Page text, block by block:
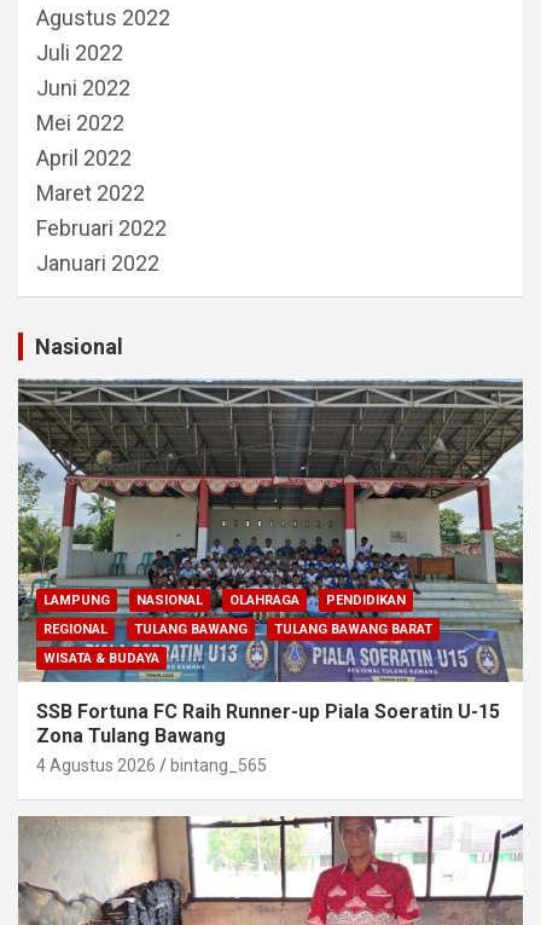
Agustus 2022
Juli 2022
Juni 2022
Mei 2022
April 2022
Maret 2022
Februari 2022
Januari 2022
Nasional
LAMPUNG NASIONAL OLAHRAGA
PENDIDIKAN
REGIONAL
TULANG BAWANG
TULANG BAWANG BARAT
WISATA & BUDAYA
SSB Fortuna FC Raih Runner-up Piala Soeratin U-15
Zona Tulang Bawang
4 Agustus 2026 bintang_565